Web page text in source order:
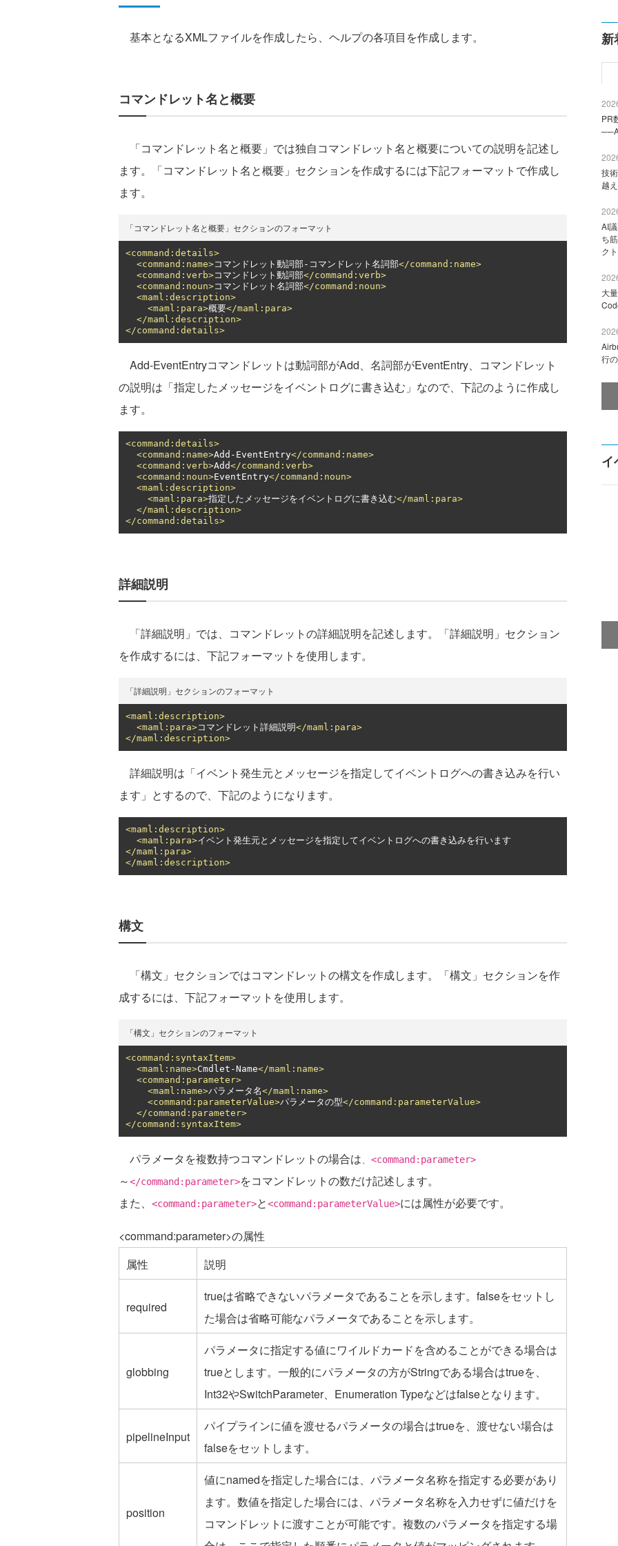
基本となるXMLファイルを作成したら、ヘルプの各項目を作成します。
コマンドレット名と概要
「コマンドレット名と概要」では独自コマンドレット名と概要についての説明を記述し
ます。「コマンドレット名と概要」セクションを作成するには下記フォーマットで作成し
ます。
「コマンドレット名と概要」セクションのフォーマット
<command:details>
<command:name>コマンドレット動詞部-コマンドレット名詞部</command:name>
<command:verb>コマンドレット動詞部</command:verb>
<command:noun>コマンドレット名詞部</command:noun>
<maml:description>
<maml:para>概要</maml:para>
</maml:description>
</command:details>
Add-EventEntryコマンドレットは動詞部がAdd、名詞部がEventEntry、コマンドレット
の説明は「指定したメッセージをイベントログに書き込む」なので、下記のように作成し
ます。
<command:details>
<command:name>Add-EventEntry</command:name>
<command:verb>Add</command:verb>
<command:noun>EventEntry</command:noun>
<maml:description>
<maml:para>指定したメッセージをイベントログに書き込む</maml:para>
</maml:description>
</command:details>
詳細説明
「詳細説明」では、コマンドレットの詳細説明を記述します。「詳細説明」セクション
を作成するには、下記フォーマットを使用します。
「詳細説明」セクションのフォーマット
<maml:description>
<maml:para>コマンドレット詳細説明</maml:para>
</maml:description>
詳細説明は「イベント発生元とメッセージを指定してイベントログへの書き込みを行い
ます」とするので、下記のようになります。
<maml:description>
<maml:para>イベント発生元とメッセージを指定してイベントログへの書き込みを行います
</maml:para>
</maml:description>
構文
「構文」セクションではコマンドレットの構文を作成します。「構文」セクションを作
成するには、下記フォーマットを使用します。
「構文」セクションのフォーマット
<command:syntaxItem>
<maml:name>Cmdlet-Name</maml:name>
<command:parameter>
<maml:name>パラメータ名</maml:name>
<command:parameterValue>パラメータの型</command:parameterValue>
</command:parameter>
</command:syntaxItem>
パラメータを複数持つコマンドレットの場合は、<command:parameter>
～</command:parameter>をコマンドレットの数だけ記述します。
また、
<command:parameter>と<command:parameterValue>には属性が必要です。
<command:parameter>の属性
属性
説明
required
trueは省略できないパラメータであることを示します。falseをセットし
た場合は省略可能なパラメータであることを示します。
globbing
パラメータに指定する値にワイルドカードを含めることができる場合は
trueとします。一般的にパラメータの方がStringである場合はtrueを、
Int32やSwitchParameter、Enumeration Typeなどはfalseとなります。
pipelineInput
パイプラインに値を渡せるパラメータの場合はtrueを、渡せない場合は
falseをセットします。
position
値にnamedを指定した場合には、パラメータ名称を指定する必要があり
ます。数値を指定した場合には、パラメータ名称を入力せずに値だけを
コマンドレットに渡すことが可能です。複数のパラメータを指定する場
新
PR
技
越
AI
ち
ク
大
行
イ